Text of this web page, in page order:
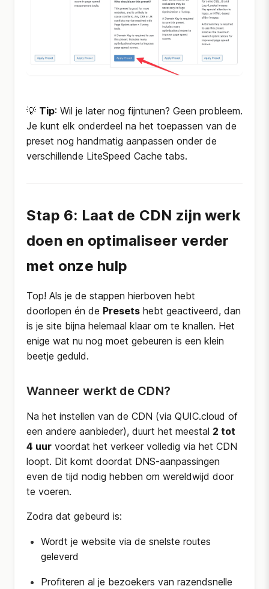
💡 Tip: Wil je later nog fijntunen? Geen probleem.
Je kunt elk onderdeel na het toepassen van de
preset nog handmatig aanpassen onder de
verschillende LiteSpeed Cache tabs.
Stap 6: Laat de CDN zijn werk
doen en optimaliseer verder
met onze hulp
Top! Als je de stappen hierboven hebt
doorlopen én de Presets hebt geactiveerd, dan
is je site bijna helemaal klaar om te knallen. Het
enige wat nu nog moet gebeuren is een klein
beetje geduld.
Wanneer werkt de CDN?
Na het instellen van de CDN (via QUIC.cloud of
een andere aanbieder), duurt het meestal 2 tot
4 uur voordat het verkeer volledig via het CDN
loopt. Dit komt doordat DNS-aanpassingen
even de tijd nodig hebben om wereldwijd door
te voeren.
Zodra dat gebeurd is:
Wordt je website via de snelste routes
geleverd
Profiteren al je bezoekers van razendsnelle